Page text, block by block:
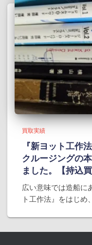
買取実績
『新ヨット工作
クルージングの
ました。【持込買
広い意味では造船に
ト工作法』をはじめ